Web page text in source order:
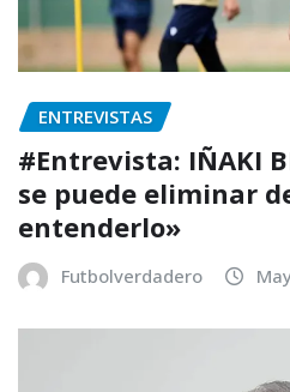
ENTREVISTAS
#Entrevista: IÑAKI
se puede eliminar
entenderlo»
Futbolverdadero